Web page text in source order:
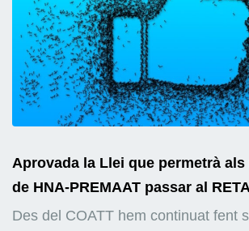
Aprovada la Llei que permetrà
de HNA-PREMAAT passar al
Des del COATT hem continuat fent